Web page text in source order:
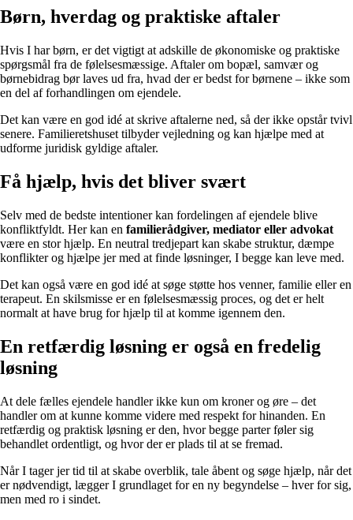
Børn, hverdag og praktiske aftaler
Hvis I har børn, er det vigtigt at adskille de økonomiske og praktiske
spørgsmål fra de følelsesmæssige. Aftaler om bopæl, samvær og
børnebidrag bør laves ud fra, hvad der er bedst for børnene – ikke som
en del af forhandlingen om ejendele.
Det kan være en god idé at skrive aftalerne ned, så der ikke opstår tvivl
senere. Familieretshuset tilbyder vejledning og kan hjælpe med at
udforme juridisk gyldige aftaler.
Få hjælp, hvis det bliver svært
Selv med de bedste intentioner kan fordelingen af ejendele blive
konfliktfyldt. Her kan en familierådgiver, mediator eller advokat
være en stor hjælp. En neutral tredjepart kan skabe struktur, dæmpe
konflikter og hjælpe jer med at finde løsninger, I begge kan leve med.
Det kan også være en god idé at søge støtte hos venner, familie eller en
terapeut. En skilsmisse er en følelsesmæssig proces, og det er helt
normalt at have brug for hjælp til at komme igennem den.
En retfærdig løsning er også en fredelig
løsning
At dele fælles ejendele handler ikke kun om kroner og øre – det
handler om at kunne komme videre med respekt for hinanden. En
retfærdig og praktisk løsning er den, hvor begge parter føler sig
behandlet ordentligt, og hvor der er plads til at se fremad.
Når I tager jer tid til at skabe overblik, tale åbent og søge hjælp, når det
er nødvendigt, lægger I grundlaget for en ny begyndelse – hver for sig,
men med ro i sindet.